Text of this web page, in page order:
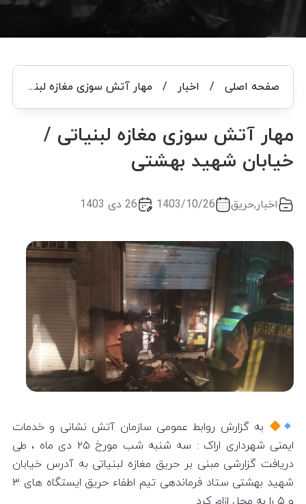
صفحه اصلی/ اخبار / مهار آتش سوزی مغازه لبنیاتی / خیابان شهید بهشتی
مهار آتش سوزی مغازه لبنیاتی /
خیابان شهید بهشتی
اخبار,حریق 1403/10/26 26 دی 1403
به گزارش روابط عمومی سازمان آتش نشانی و خدمات
ایمنی شهرداری اراک : سه شنبه شب مورخ ۲۵ دی ماه ، طی
دریافت گزارشی مبنی بر حریق مغازه لبنیاتی به آدرس خیابان
شهید بهشتی ستاد فرماندهی تیم اطفاء حریق ایستگاه های ۳